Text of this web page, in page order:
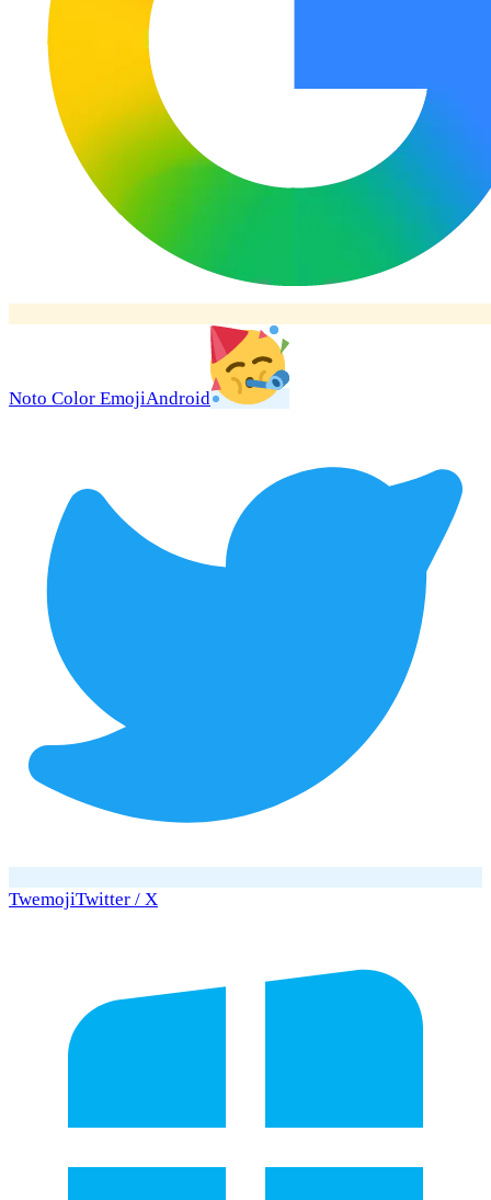
Noto Color EmojiAndroid
TwemojiTwitter / X